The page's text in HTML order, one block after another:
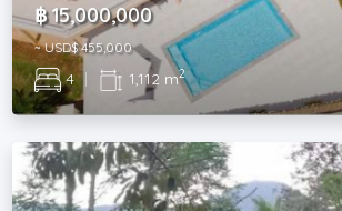
฿ 15,000,000
~ USD$ 455,000
4 | 1,112 m2